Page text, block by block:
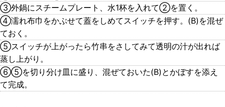
③外鍋にスチームプレート、水1杯を入れて②を置く。
④濡れ布巾をかぶせて蓋をしめてスイッチを押す。(B)を混ぜ
ておく。
⑤スイッチが上がったら竹串をさしてみて透明の汁が出れば
蒸し上がり。
⑥⑤を切り分け皿に盛り、混ぜておいた(B)とかぼすを添え
て完成。